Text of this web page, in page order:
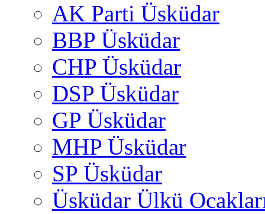
AK Parti Üsküdar
BBP Üsküdar
CHP Üsküdar
DSP Üsküdar
GP Üsküdar
MHP Üsküdar
SP Üsküdar
Üsküdar Ülkü